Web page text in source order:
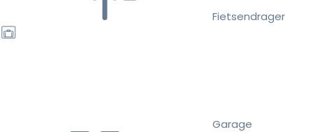
Fietsendrager
Garage